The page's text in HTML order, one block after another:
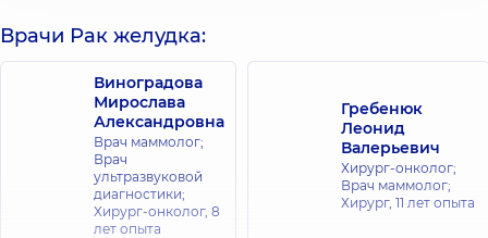
Врачи Рак желудка:
Виноградова
Мирослава
Александровна
Врач маммолог;
Врач
ультразвуковой
диагностики;
Хирург-онколог, 8
лет опыта
Гребенюк
Леонид
Валерьевич
Хирург-онколог;
Врач маммолог;
Хирург, 11 лет опыта